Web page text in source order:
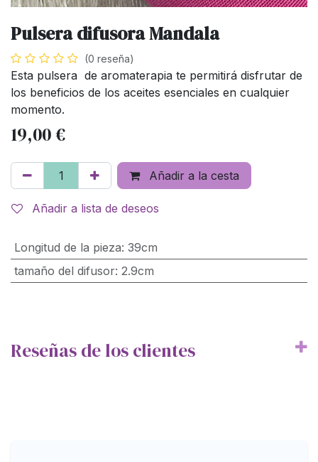
Pulsera difusora Mandala
(0 reseña)
Esta pulsera de aromaterapia te permitirá disfrutar de
los beneficios de los aceites esenciales en cualquier
momento.
19,00€
Añadir a la cesta
Añadir a lista de deseos
Longitud de la pieza: 39cm
tamaño del difusor: 2.9cm
Reseñas de los clientes